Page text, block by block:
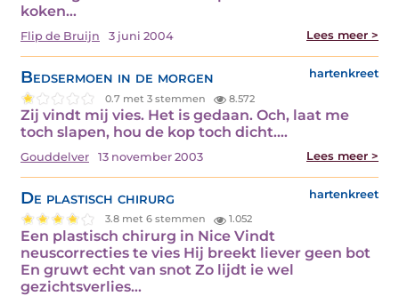
koken…
Flip de Bruijn 3 juni 2004 Lees meer >
Bedsermoen in de morgen hartenkreet
0.7 met 3 stemmen 8.572
Zij vindt mij vies. Het is gedaan. Och, laat me
toch slapen, hou de kop toch dicht.…
Gouddelver 13 november 2003 Lees meer >
De plastisch chirurg hartenkreet
3.8 met 6 stemmen 1.052
Een plastisch chirurg in Nice Vindt
neuscorrecties te vies Hij breekt liever geen bot
En gruwt echt van snot Zo lijdt ie wel
gezichtsverlies…